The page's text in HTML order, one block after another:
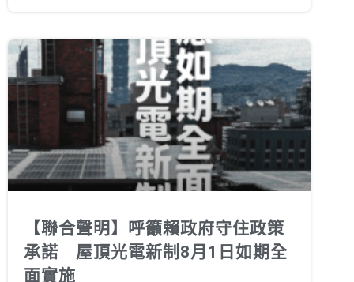
【聯合聲明】呼籲賴政府守住政策
承諾 屋頂光電新制8月1日如期全
面實施